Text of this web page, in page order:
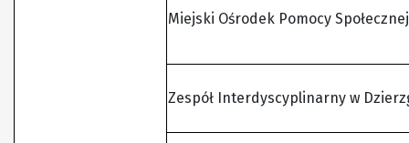
Miejski Ośrodek Pomocy
Zespół Interdyscyplinarny w